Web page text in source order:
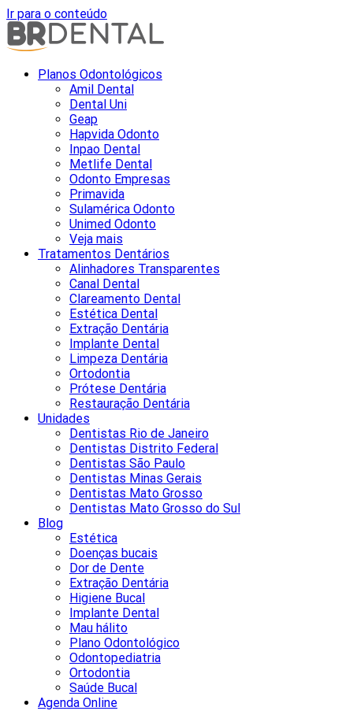
Ir para o conteúdo
Planos Odontológicos
Amil Dental
Dental Uni
Geap
Hapvida Odonto
Inpao Dental
Metlife Dental
Odonto Empresas
Primavida
Sulamérica Odonto
Unimed Odonto
Veja mais
Tratamentos Dentários
Alinhadores Transparentes
Canal Dental
Clareamento Dental
Estética Dental
Extração Dentária
Implante Dental
Limpeza Dentária
Ortodontia
Prótese Dentária
Restauração Dentária
Unidades
Dentistas Rio de Janeiro
Dentistas Distrito Federal
Dentistas São Paulo
Dentistas Minas Gerais
Dentistas Mato Grosso
Dentistas Mato Grosso do Sul
Blog
Estética
Doenças bucais
Dor de Dente
Extração Dentária
Higiene Bucal
Implante Dental
Mau hálito
Plano Odontológico
Odontopediatria
Ortodontia
Saúde Bucal
Agenda Online